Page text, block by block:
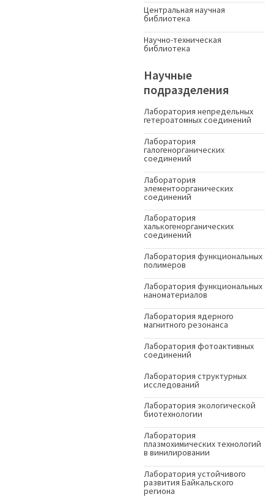
Центральная научная
библиотека
Научно-техническая
библиотека
Научные
подразделения
Лаборатория непредельных
гетероатомных соединений
Лаборатория
галогенорганических
соединений
Лаборатория
элементоорганических
соединений
Лаборатория
халькогенорганических
соединений
Лаборатория функциональных
полимеров
Лаборатория функциональных
наноматериалов
Лаборатория ядерного
магнитного резонанса
Лаборатория фотоактивных
соединений
Лаборатория структурных
исследований
Лаборатория экологической
биотехнологии
Лаборатория
плазмохимических технологий
в винилировании
Лаборатория устойчивого
развития Байкальского
региона